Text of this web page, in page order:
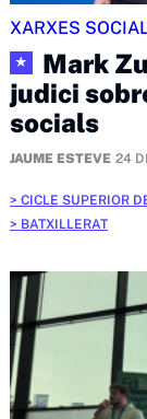
XARXES
★
Mark
judici
socials
JAUME ESTEVE 24
CICLE SUPERIOR
BATXILLERAT